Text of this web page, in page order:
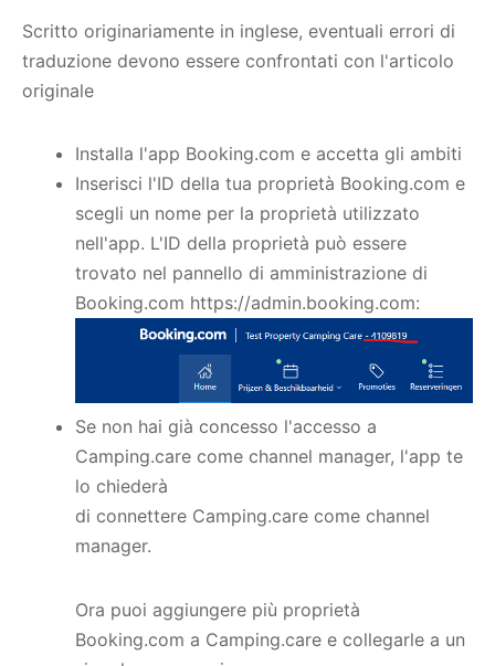
Scritto originariamente in inglese, eventuali errori di
traduzione devono essere confrontati con l'articolo
originale
Installa l'app Booking.com e accetta gli ambiti
Inserisci l'ID della tua proprietà Booking.com e
scegli un nome per la proprietà utilizzato
nell'app. L'ID della proprietà può essere
trovato nel pannello di amministrazione di
Booking.com https://admin.booking.com:
Se non hai già concesso l'accesso a
Camping.care come channel manager, l'app te
lo chiederà
di connettere Camping.care come channel
manager.
Ora puoi aggiungere più proprietà
Booking.com a Camping.care e collegarle a un